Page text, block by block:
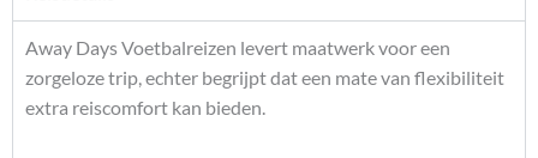
Away Days Voetbalreizen levert maatwerk voor een
zorgeloze trip, echter begrijpt dat een mate van flexibiliteit
extra reiscomfort kan bieden.